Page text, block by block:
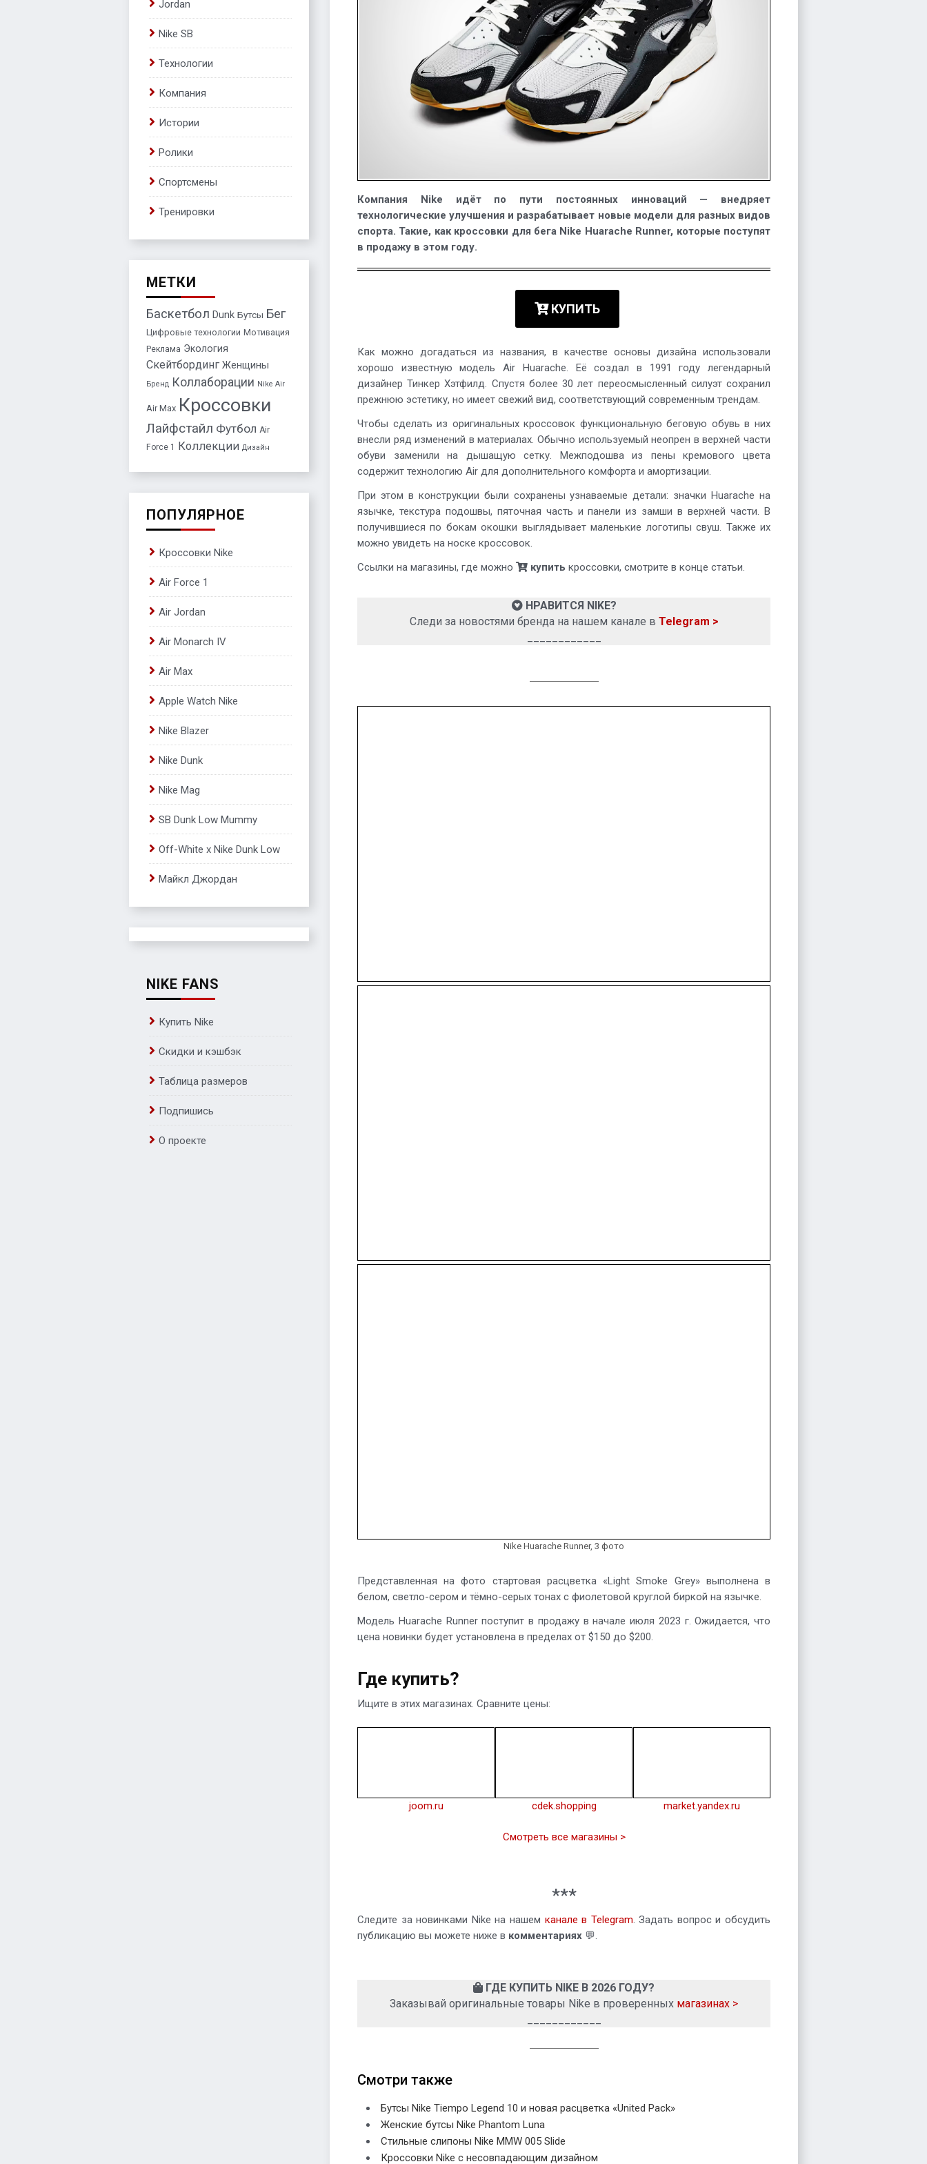
Компания Nike идёт по пути постоянных инноваций — внедряет
технологические улучшения и разрабатывает новые модели для разных видов
спорта. Такие, как кроссовки для бега Nike Huarache Runner, которые поступят
в продажу в этом году.
КУПИТЬ
Как можно догадаться из названия, в качестве основы дизайна использовали
хорошо известную модель Air Huarache. Её создал в 1991 году легендарный
дизайнер Тинкер Хэтфилд. Спустя более 30 лет переосмысленный силуэт сохранил
прежнюю эстетику, но имеет свежий вид, соответствующий современным трендам.
Чтобы сделать из оригинальных кроссовок функциональную беговую обувь в них
внесли ряд изменений в материалах. Обычно используемый неопрен в верхней части
обуви заменили на дышащую сетку. Межподошва из пены кремового цвета
содержит технологию Air для дополнительного комфорта и амортизации.
При этом в конструкции были сохранены узнаваемые детали: значки Huarache на
язычке, текстура подошвы, пяточная часть и панели из замши в верхней части. В
получившиеся по бокам окошки выглядывает маленькие логотипы свуш. Также их
можно увидеть на носке кроссовок.
Ссылки на магазины, где можно
купить кроссовки, смотрите в конце статьи.
НРАВИТСЯ NIKE?
Следи за новостями бренда на нашем канале в Telegram >
Nike Huarache Runner, 3 фото
Представленная на фото стартовая расцветка «Light Smoke Grey» выполнена в
белом, светло-сером и тёмно-серых тонах с фиолетовой круглой биркой на язычке.
Модель Huarache Runner поступит в продажу в начале июля 2023 г. Ожидается, что
цена новинки будет установлена в пределах от $150 до $200.
Где купить?
Ищите в этих магазинах. Сравните цены:
joom.ru cdek.shopping market.yandex.ru
Смотреть все магазины >
***
Следите за новинками Nike на нашем канале в Telegram. Задать вопрос и обсудить
публикацию вы можете ниже в комментариях 💬.
ГДЕ КУПИТЬ NIKE В 2026 ГОДУ?
Заказывай оригинальные товары Nike в проверенных магазинах >
Смотри также
Бутсы Nike Tiempo Legend 10 и новая расцветка «United Pack»
Женские бутсы Nike Phantom Luna
Стильные слипоны Nike MMW 005 Slide
Кроссовки Nike с несовпадающим дизайном
Jordan
Nike SB
Технологии
Компания
Истории
Ролики
Спортсмены
Тренировки
МЕТКИ
Баскетбол Dunk Бутсы Бег
Цифровые технологии Мотивация
Реклама Экология
Скейтбординг Женщины
Бренд Коллаборации Nike Air
Air Max Кроссовки
Лайфстайл Футбол Air
Force 1
Коллекции Дизайн
ПОПУЛЯРНОЕ
Кроссовки Nike
Air Force 1
Air Jordan
Air Monarch IV
Air Max
Apple Watch Nike
Nike Blazer
Nike Dunk
Nike Mag
SB Dunk Low Mummy
Off-White x Nike Dunk Low
Майкл Джордан
NIKE FANS
Купить Nike
Скидки и кэшбэк
Таблица размеров
Подпишись
О проекте